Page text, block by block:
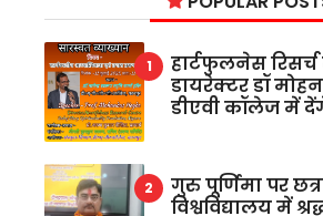
हार्टफुलनेस
डायरेक्टर डॉ
डीएवी कॉलेज में
गुरु पूर्णिमा पर
विश्वविद्यालय में